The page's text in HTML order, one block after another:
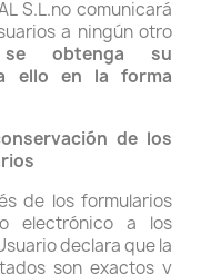
S.L.no comunicará
a ningún otro
obtenga su
ello en la forma
de los
de los formularios
electrónico a los
declara que la
son exactos y